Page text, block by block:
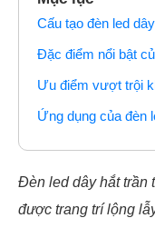
Cấu tạo đèn led
Đặc điểm nổi bật
Ưu điểm vượt trội
Ứng dụng của đèn
Đèn led dây hắt trần
được trang trí lộng